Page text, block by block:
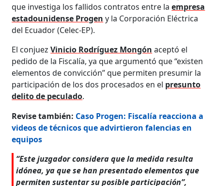
que investiga los fallidos contratos entre laempresa
estadounidense Progen y la Corporación Eléctrica
del Ecuador (Celec-EP).
El conjuezVinicio Rodríguez Mongón aceptó el
pedido de la Fiscalía, ya que argumentó que “existen
elementos de convicción” que permiten presumir la
participación de los dos procesados en el presunto
delito de peculado.
Revise también: Caso Progen: Fiscalía reacciona a
videos de técnicos que advirtieron falencias en
equipos
“Este juzgador considera que la medida resulta
idónea, ya que se han presentado elementos que
permiten sustentar su posible participación”,